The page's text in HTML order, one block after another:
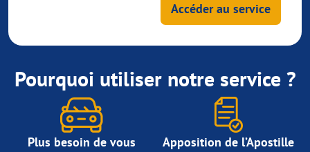
Accéder au service
Pourquoi utiliser notre service ?
Plus besoin de vous
Apposition de l’Apostille